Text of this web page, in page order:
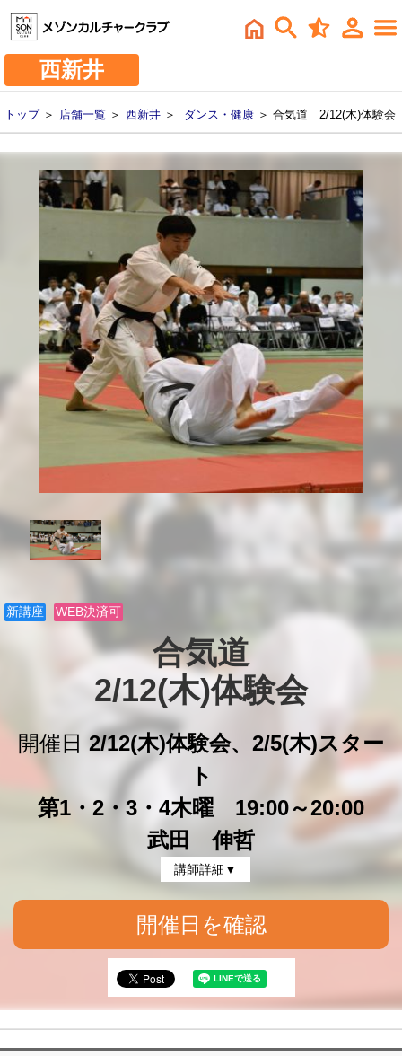
西新井
トップ＞ 店舗一覧 ＞ 西新井 ＞ ダンス・健康 ＞ 合気道 2/12(木)体験会
新講座 WEB決済可
合気道
2/12(木)体験会
開催日 2/12(木)体験会、2/5(木)スター
ト
第1・2・3・4木曜 19:00～20:00
武田 伸哲
講師詳細▼
開催日を確認